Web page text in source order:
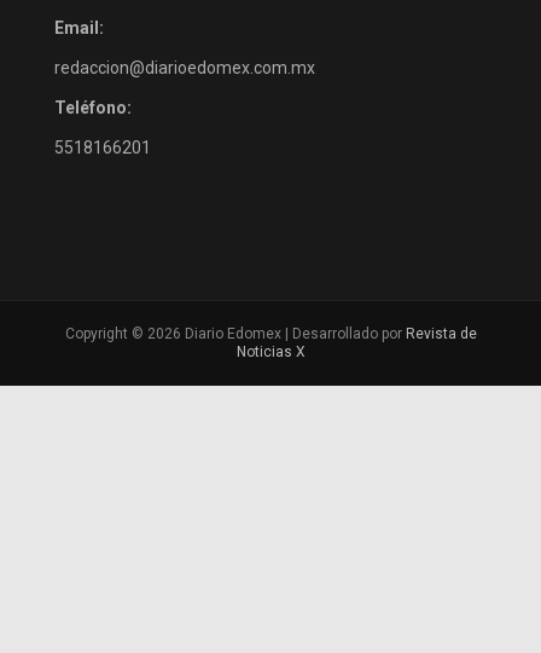
Email:
redaccion@diarioedomex.com.mx
Teléfono:
5518166201
Copyright © 2026 Diario Edomex | Desarrollado por Revista de
Noticias X